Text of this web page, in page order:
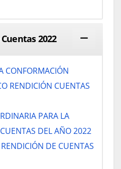
2022
CONFORMACIÓN
RENDICIÓN CUENTAS
PARA LA
DEL AÑO 2022
DE CUENTAS